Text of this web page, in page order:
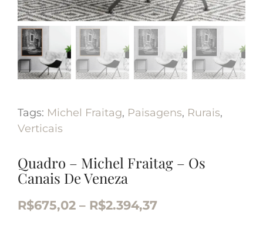
Tags: Michel Fraitag, Paisagens, Rurais,
Verticais
Quadro – Michel Fraitag – Os
Canais De Veneza
R$675,02 – R$2.394,37